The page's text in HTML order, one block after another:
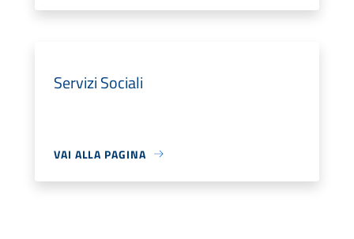
Servizi Sociali
VAI ALLA PAGINA